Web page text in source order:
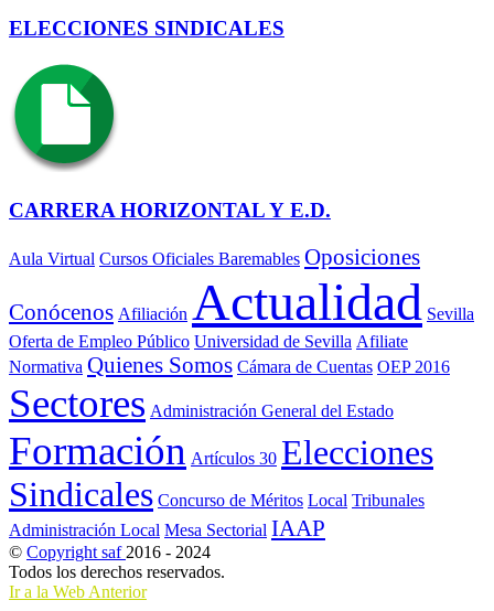
ELECCIONES SINDICALES
CARRERA HORIZONTAL Y E.D.
Aula Virtual Cursos Oficiales Baremables Oposiciones
Conócenos Afiliación Actualidad Sevilla
Oferta de Empleo Público Universidad de Sevilla Afiliate
Normativa Quienes Somos Cámara de Cuentas OEP 2016
Sectores Administración General del Estado
Formación Artículos 30 Elecciones
Sindicales Concurso de Méritos Local Tribunales
Administración Local Mesa Sectorial IAAP
© Copyright saf 2016 - 2024
Todos los derechos reservados.
Ir a la Web Anterior